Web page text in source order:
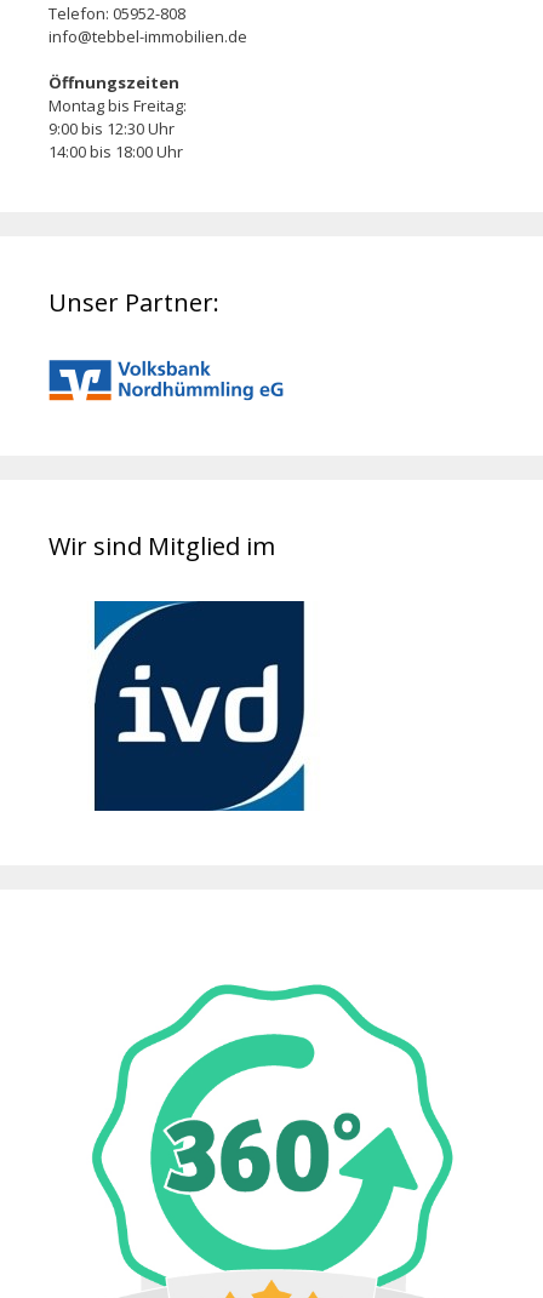
Telefon: 05952-808
info@tebbel-immobilien.de
Öffnungszeiten
Montag bis Freitag:
9:00 bis 12:30 Uhr
14:00 bis 18:00 Uhr
Unser Partner:
Wir sind Mitglied im